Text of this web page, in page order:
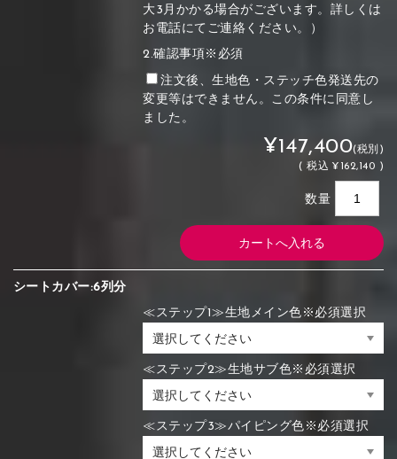
大3月かかる場合がございます。詳しくは
お電話にてご連絡ください。）
2.確認事項※必須
注文後、生地色・ステッチ色発送先の
変更等はできません。この条件に同意し
ました。
¥147,400(税別)
(税込 ¥162,140 )
数量
シートカバー:6列分
≪ステップ1≫生地メイン色※必須選択
≪ステップ2≫生地サブ色※必須選択
≪ステップ3≫パイピング色※必須選択